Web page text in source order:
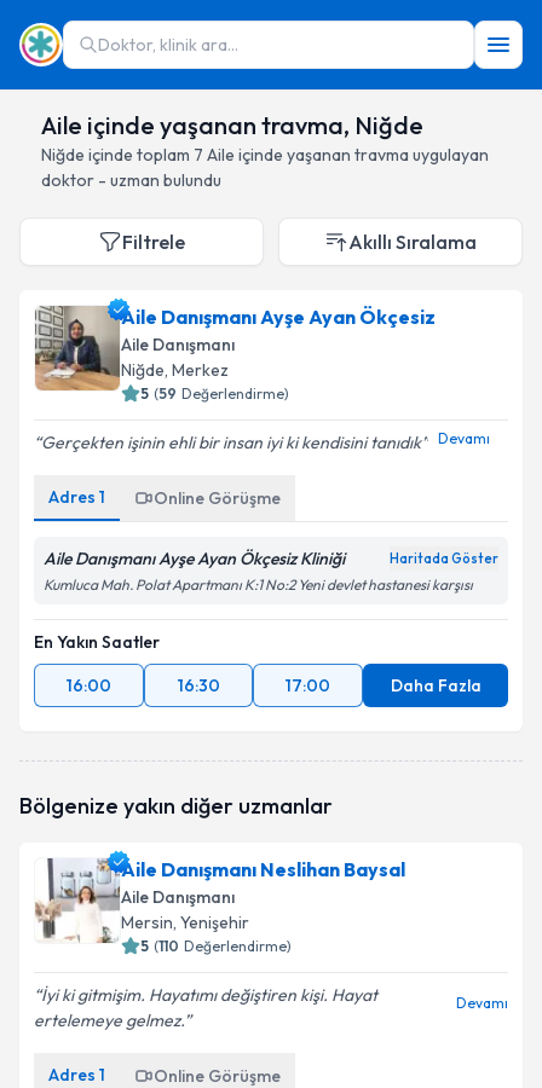
Doktor, klinik ara...
Aile içinde yaşanan travma, Niğde
Niğde içinde toplam 7 Aile içinde yaşanan travma uygulayan
doktor - uzman bulundu
Filtrele Akıllı Sıralama
Aile Danışmanı Ayşe Ayan Ökçesiz
Aile Danışmanı
Niğde, Merkez
5 (59 Değerlendirme)
Gerçekten işinin ehli bir insan iyi ki kendisini tanıdık Devamı
Adres 1 Online Görüşme
Aile Danışmanı Ayşe Ayan Ökçesiz Kliniği Haritada Göster
Kumluca Mah. Polat Apartmanı K:1 No:2 Yeni devlet hastanesi karşısı
En Yakın Saatler
16:00
16:30 17:00 Daha Fazla
Bölgenize yakın diğer uzmanlar
Aile Danışmanı Neslihan Baysal
Aile Danışmanı
Mersin, Yenişehir
5 (110 Değerlendirme)
İyi ki gitmişim. Hayatımı değiştiren kişi. Hayat
ertelemeye gelmez.
Devamı
Adres 1 Online Görüşme